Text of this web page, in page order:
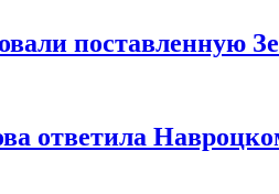
поставленную
ответила